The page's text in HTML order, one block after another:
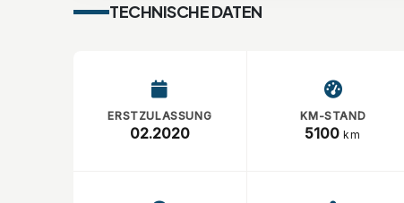
TECHNISCHE DATEN
ERSTZULASSUNG
02.2020
KM-STAND
5100km